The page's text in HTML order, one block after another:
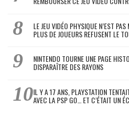
LE JEU VIDÉO PHYSIQUE N’EST
PLUS DE JOUEURS REFUSENT LE
NINTENDO TOURNE UNE PAGE
DISPARAÎTRE DES RAYONS
IL Y A 17 ANS, PLAYSTATION
AVEC LA PSP GO… ET C’ÉTAIT UN